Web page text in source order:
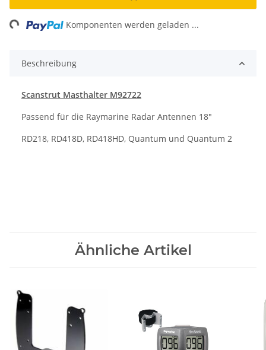
Komponenten werden geladen ...
Beschreibung
Scanstrut Masthalter M92722
Passend für die Raymarine Radar Antennen 18"
RD218, RD418D, RD418HD, Quantum und Quantum 2
Ähnliche Artikel